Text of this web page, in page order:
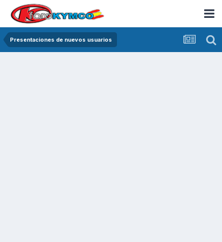
Presentaciones de nuevos usuarios